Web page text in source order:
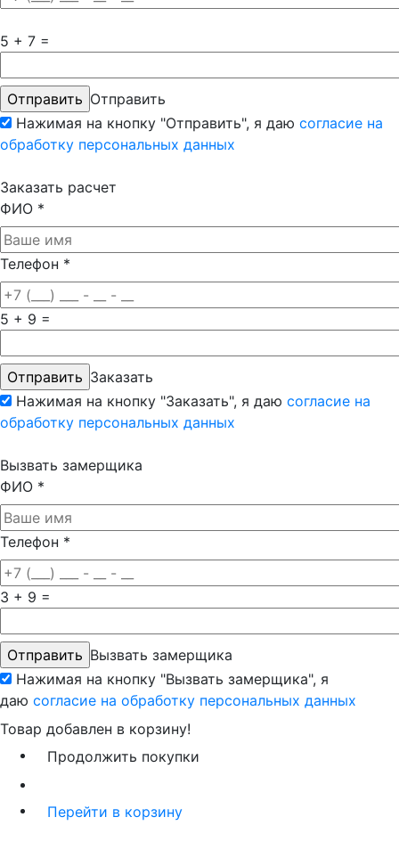
5 + 7 =
Отправить
Нажимая на кнопку "Отправить", я даю согласие на
обработку персональных данных
Заказать расчет
ФИО *
Телефон *
5 + 9 =
Заказать
Нажимая на кнопку "Заказать", я даю согласие на
обработку персональных данных
Вызвать замерщика
ФИО *
Телефон *
3 + 9 =
Вызвать замерщика
Нажимая на кнопку "Вызвать замерщика", я
даю согласие на обработку персональных данных
Товар добавлен в корзину!
Продолжить покупки
Перейти в корзину